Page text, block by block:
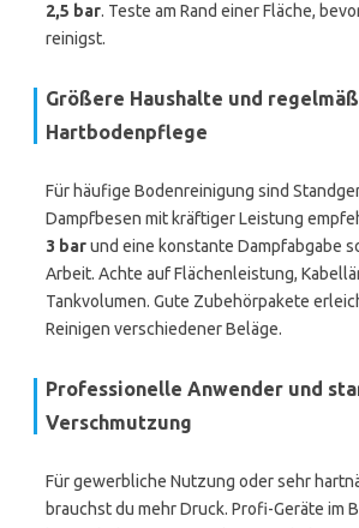
2,5 bar. Teste am Rand einer Fläche,
reinigst.
Größere Haushalte und
Hartbodenpflege
Für häufige Bodenreinigung sind
Dampfbesen mit kräftiger Leistung
3 barund eine konstante Dampfabgabe
Arbeit. Achte auf Flächenleistung,
Tankvolumen. Gute Zubehörpakete
Reinigen verschiedener Beläge.
Professionelle Anwender und
Verschmutzung
Für gewerbliche Nutzung oder sehr
brauchst du mehr Druck. Profi-Geräte im